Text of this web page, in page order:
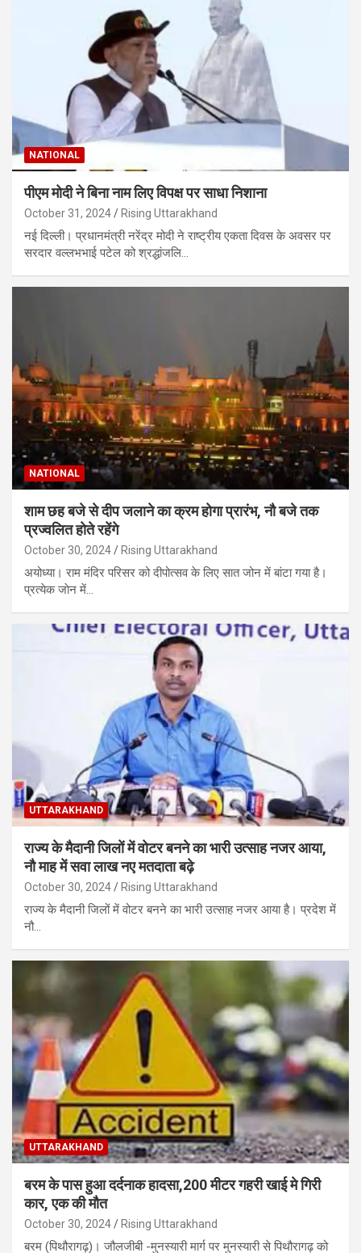
NATIONAL
पीएम मोदी ने बिना नाम लिए विपक्ष पर साधा निशाना
October 31, 2024 Rising Uttarakhand
नई दिल्ली। प्रधानमंत्री नरेंद्र मोदी ने राष्ट्रीय एकता दिवस के अवसर पर
सरदार वल्लभभाई पटेल को श्रद्धांजलि…
NATIONAL
शाम छह बजे से दीप जलाने का क्रम होगा प्रारंभ, नौ बजे तक
प्रज्वलित हाेते रहेंगे
October 30, 2024 Rising Uttarakhand
अयोध्या। राम मंदिर परिसर को दीपोत्सव के लिए सात जोन में बांटा गया है।
प्रत्येक जाेन में…
UTTARAKHAND
राज्य के मैदानी जिलों में वोटर बनने का भारी उत्साह नजर आया,
नौ माह में सवा लाख नए मतदाता बढ़े
October 30, 2024 Rising Uttarakhand
राज्य के मैदानी जिलों में वोटर बनने का भारी उत्साह नजर आया है। प्रदेश में
नौ…
UTTARAKHAND
बरम के पास हुआ दर्दनाक हादसा,200 मीटर गहरी खाई मे गिरी
कार, एक की मौत
October 30, 2024 Rising Uttarakhand
बरम (पिथौरागढ़)। जौलजीबी -मुनस्यारी मार्ग पर मुनस्यारी से पिथौरागढ़ को